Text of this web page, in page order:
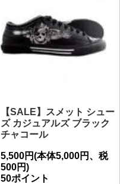
【SALE】スメット シュー
ズ カジュアルズ ブラック
チャコール
5,500円(本体5,000円、税
500円)
50ポイント